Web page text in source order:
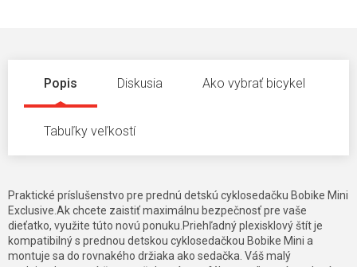
Popis Diskusia Ako vybrať bicykel
Tabuľky veľkostí
Praktické príslušenstvo pre prednú detskú cyklosedačku Bobike Mini
Exclusive.Ak chcete zaistiť maximálnu bezpečnosť pre vaše
dieťatko, využite túto novú ponuku.Priehľadný plexisklový štít je
kompatibilný s prednou detskou cyklosedačkou Bobike Mini a
montuje sa do rovnakého držiaka ako sedačka. Váš malý